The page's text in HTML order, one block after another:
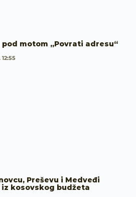
motom „Povrati adresu“
12:55
Preševu i Medveđi
kosovskog budžeta